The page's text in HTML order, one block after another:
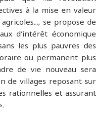
à la mise en valeur
se propose de
d'intérêt économique
les plus pauvres des
ou permanent plus
de vie nouveau sera
de villages reposant sur
rationnelles et assurant